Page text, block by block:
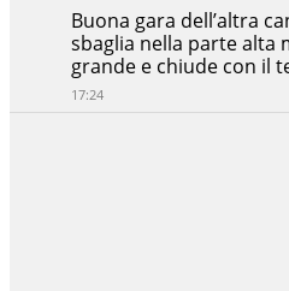
Buona gara dell’altra
sbaglia nella parte alta
grande e chiude con il
17:24